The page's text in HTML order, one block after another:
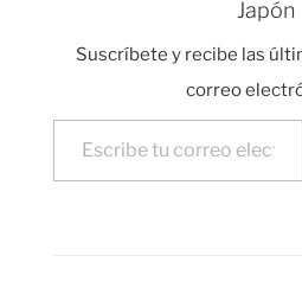
Japoneses sacando
zona de Bambú. A…
Japón
Suscríbete y recibe las
correo
Escribe tu correo electrónico…